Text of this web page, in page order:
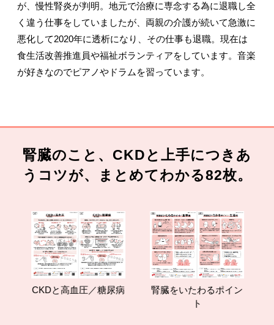
が、慢性腎炎が判明。地元で治療に専念する為に退職し全
く違う仕事をしていましたが、両親の介護が続いて急激に
悪化して2020年に透析になり、その仕事も退職。現在は
食生活改善推進員や福祉ボランティアをしています。音楽
が好きなのでピアノやドラムを習っています。
腎臓のこと、CKDと上手につきあ
うコツが、まとめてわかる82枚。
CKDと高血圧／糖尿病
腎臓をいたわるポイン